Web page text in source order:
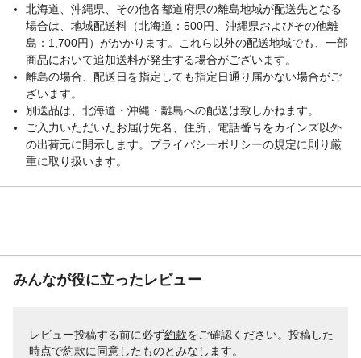
北海道、沖縄県、その他各都道府県の離島地域が配送先となる
場合は、地域配送料（北海道：500円、沖縄県およびその他離
島：1,700円）がかかります。これら以外の配送地域でも、一部
商品において追加送料が発生する場合がございます。
離島の場合、配送日を指定しても指定日通り届かない場合がご
ざいます。
別送品は、北海道・沖縄・離島への配送は致しかねます。
ご入力いただいたお届け先名、住所、電話番号をカインズ以外
の出荷元に開示します。プライバシーポリシーの規定に則り厳
重に取り扱います。
みんなが役に立ったレビュー
レビュー投稿する前に必ず約款をご確認ください。投稿した
時点で約款に同意したものとみなします。